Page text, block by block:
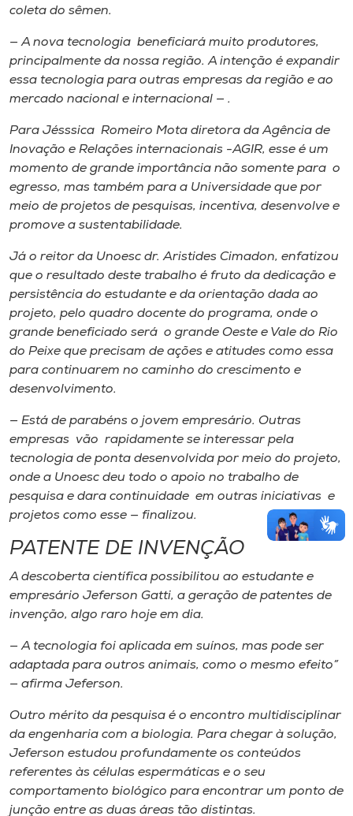
coleta do sêmen.
— A nova tecnologia beneficia​rá​ muito produtores,
principalmente da nossa região. A intenção é expandir
essa tecnologia para outras empresas da região e ao
mercado nacional e internacional​ — ​.
Para Jésssica Romeiro Mota diretora da Agência de
Inovação e Relações internacionais -AGIR, esse é um
momento de grande importância não somente para o
egresso, mas também para a Universidade que por
meio de projetos de pesquisas, incentiva, desenvolve e
promove a sustentabilidade.
Já o ​r​eitor da Unoesc ​d​r. Aristides Cimadon, enfatizou
que o resultado des​t​e trabalho é fruto da dedicação e
persistência do estudante e ​d​a orientação dada ao
projeto​,​ pelo quadro docente do programa​, onde o
grande​ ​beneficiado será o grande O​este e ​V​ale do Rio
do Peixe que precisam de ações e atitudes como essa
para continuarem no caminho do crescimento e
desenvolvimento.
— Está de parabéns o jovem empresário. Outras
empresas vão rapidamente se interessar pela
tecnologia de ponta desenvolvida por meio do projeto,
onde a Unoesc deu todo o apoio no trabalho de
pesquisa e dara continuidade em outras iniciativas e
projetos como esse — finalizou.
PATENTE DE INVENÇÃO
A descoberta científica possibilitou ao estudante e
empresário Jeferson Gatti, a geração de patentes de
invenção, algo raro hoje em dia.
— A tecnologia foi aplicada em suínos, mas pode ser
adaptada para outros animais, como o mesmo efeito​”​
— afirma Jeferson.
Outro mérito da pesquisa é o encontro multidisciplinar
da engenharia com a biologia. Para chegar à solução,
Jeferson estudou profundamente os conteúdos
referentes às células espermáticas e o seu
comportamento biológico para encontrar um ponto de
junção entre as duas áreas tão distintas.